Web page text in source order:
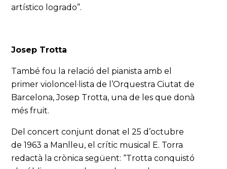
artístico logrado”.
Josep Trotta
També fou la relació del pianista amb el
primer violoncel·lista de l’Orquestra Ciutat de
Barcelona, Josep Trotta, una de les que donà
més fruit.
Del concert conjunt donat el 25 d’octubre
de 1963 a Manlleu, el crític musical E. Torra
redactà la crònica següent: “Trotta conquistó